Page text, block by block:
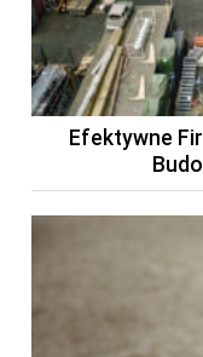
Efektywne